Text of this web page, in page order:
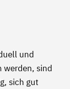
und
werden, sind
sich gut